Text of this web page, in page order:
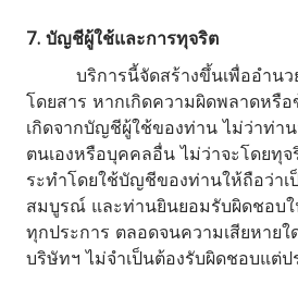
7. บัญชีผู้ใช้และการทุจริต
บริการนี้จัดสร้างขึ้นเพื่ออำน
โดยสาร หากเกิดความผิดพลาดหรื
เกิดจากบัญชีผู้ใช้ของท่าน ไม่ว่าท่า
ตนเองหรือบุคคลอื่น ไม่ว่าจะโดยทุ
ระทำโดยใช้บัญชีของท่านให้ถือว่าเ
สมบูรณ์ และท่านยินยอมรับผิดชอบใ
ทุกประการ ตลอดจนความเสียหายใ
บริษัทฯ ไม่จำเป็นต้องรับผิดชอบแต่ป